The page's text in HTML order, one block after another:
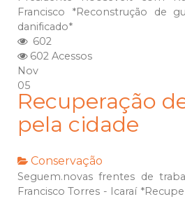
Francisco *Reconstrução de
danificado*
602
602 Acessos
Nov
05
Recuperação
pela cidade
Conservação
Seguem.novas frentes de
Francisco Torres - Icaraí